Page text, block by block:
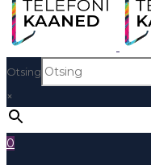
Otsing
×
0